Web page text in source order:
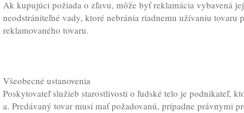
Ak kupujúci požiada o zľavu, môže byť reklamácia vybavená
neodstrániteľné vady, ktoré nebránia riadnemu užívaniu
reklamovaného tovaru.
Všeobecné ustanovenia
Poskytovateľ služieb starostlivosti o ľudské telo je podnikateľ,
a. Predávaný tovar musí mať požadovanú, prípadne právnymi